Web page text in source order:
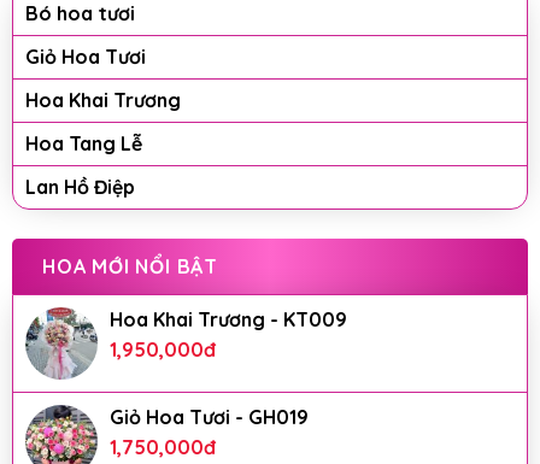
Bó hoa tươi
Giỏ Hoa Tươi
Hoa Khai Trương
Hoa Tang Lễ
Lan Hồ Điệp
HOA MỚI NỔI BẬT
Hoa Khai Trương - KT009
1,950,000đ
Giỏ Hoa Tươi - GH019
1,750,000đ